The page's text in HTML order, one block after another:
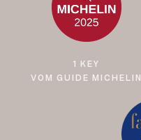
1 KEY
VOM GUIDE MICHELIN